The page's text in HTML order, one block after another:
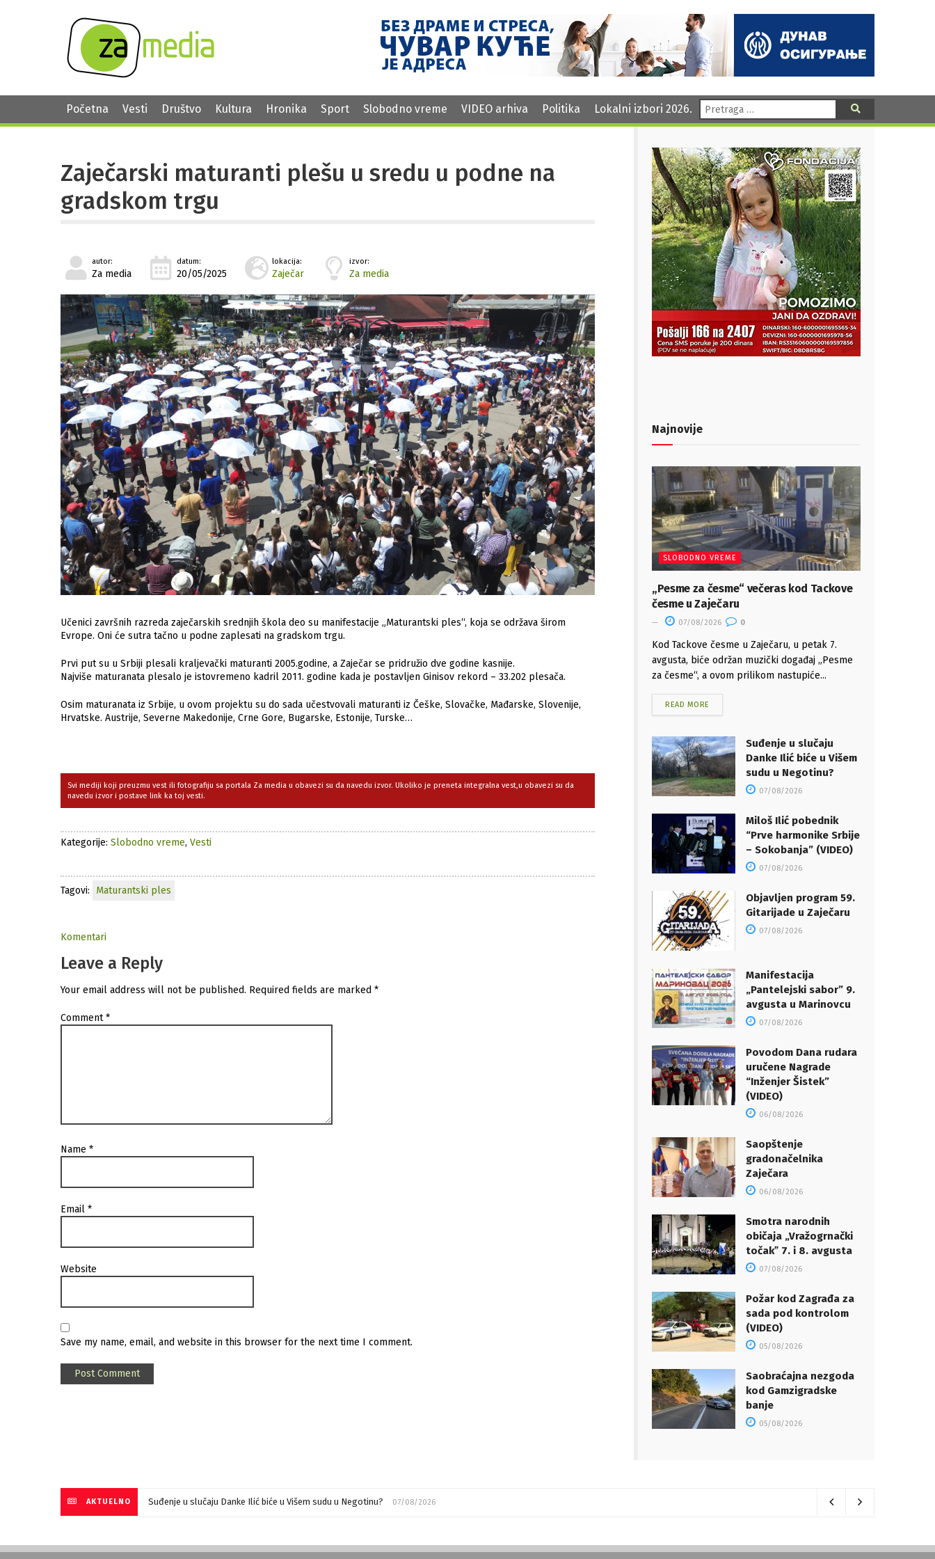
Početna Vesti Društvo Kultura Hronika Sport Slobodno vreme VIDEO arhiva Politika Lokalni izbori 2026. Pretraga:
Zaječarski maturanti plešu u sredu u podne na
gradskom trgu
autor:
Za media
datum:
20/05/2025
lokacija:
Zaječar
izvor:
Za media
Učenici završnih razreda zaječarskih srednjih škola deo su manifestacije „Maturantski ples“, koja se održava širom
Evrope. Oni će sutra tačno u podne zaplesati na gradskom trgu.
Prvi put su u Srbiji plesali kraljevački maturanti 2005.godine, a Zaječar se pridružio dve godine kasnije.
Najviše maturanata plesalo je istovremeno kadril 2011. godine kada je postavljen Ginisov rekord – 33.202 plesača.
Osim maturanata iz Srbije, u ovom projektu su do sada učestvovali maturanti iz Češke, Slovačke, Mađarske, Slovenije,
Hrvatske. Austrije, Severne Makedonije, Crne Gore, Bugarske, Estonije, Turske…
Svi mediji koji preuzmu vest ili fotografiju sa portala Za media u obavezi su da navedu izvor. Ukoliko je preneta integralna vest,u obavezi su da
navedu izvor i postave link ka toj vesti.
Kategorije: Slobodno vreme, Vesti
Tagovi: Maturantski ples
Komentari
Leave a Reply
Your email address will not be published. Required fields are marked *
Comment*
Name *
Email *
Website
Save my name, email, and website in this browser for the next time I comment.
Najnovije
SLOBODNO VREME
„Pesme za česme“ večeras kod Tackove
česme u Zaječaru
07/08/2026 0
Kod Tackove česme u Zaječaru, u petak 7.
avgusta, biće održan muzički događaj „Pesme
za česme“, a ovom prilikom nastupiće...
READ MORE
Suđenje u slučaju
Danke Ilić biće u Višem
sudu u Negotinu?
07/08/2026
Miloš Ilić pobednik
“Prve harmonike Srbije
– Sokobanja” (VIDEO)
07/08/2026
Objavljen program 59.
Gitarijade u Zaječaru
07/08/2026
Manifestacija
„Pantelejski sabor” 9.
avgusta u Marinovcu
07/08/2026
Povodom Dana rudara
uručene Nagrade
“Inženjer Šistek”
(VIDEO)
06/08/2026
Saopštenje
gradonačelnika
Zaječara
06/08/2026
Smotra narodnih
običaja „Vražogrnački
točakˮ 7. i 8. avgusta
07/08/2026
Požar kod Zagrađa za
sada pod kontrolom
(VIDEO)
05/08/2026
Saobraćajna nezgoda
kod Gamzigradske
banje
05/08/2026
AKTUELNO Suđenje u slučaju Danke Ilić biće u Višem sudu u Negotinu? 07/08/2026